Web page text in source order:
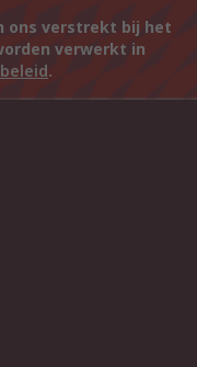
ons verstrekt bij het
verwerkt in
.